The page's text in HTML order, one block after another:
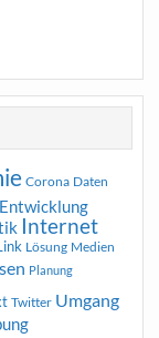
Corona Daten
Entwicklung
Internet
Lösung Medien
Planung
Twitter Umgang